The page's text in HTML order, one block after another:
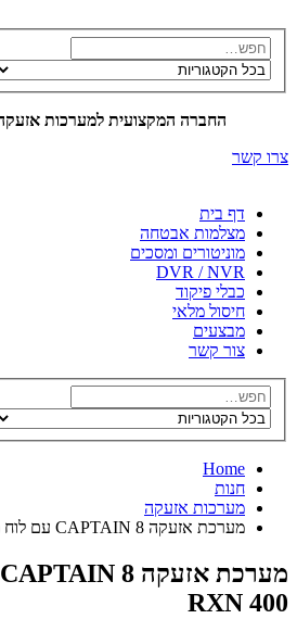
החברה המקצועית למערכות
צרו קשר
דף בית
מצלמות אבטחה
מוניטורים ומסכים
DVR / NVR
כבלי פיקוד
חיסול מלאי
מבצעים
צור קשר
Home
חנות
מערכות אזעקה
מערכת אזעקה CAPTAIN 8 עם לוח מקשים RXN 400
RXN 400